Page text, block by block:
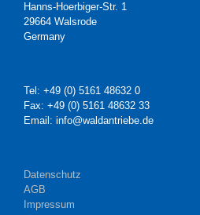
Hanns-Hoerbiger-Str. 1
29664 Walsrode
Germany
Tel: +49 (0) 5161 48632 0
Fax: +49 (0) 5161 48632 33
Email: info@waldantriebe.de
Datenschutz
AGB
Impressum